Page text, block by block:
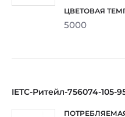
5000
IETC-Ритейл-756074-105-